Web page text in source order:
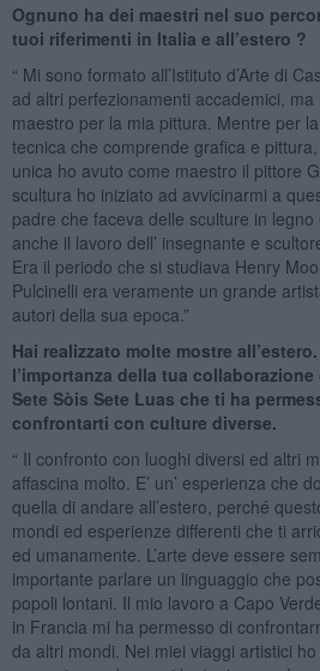
Ognuno ha dei maestri nel suo
tuoi riferimenti in Italia e all’estero ?
“ Mi sono formato all’Istituto d’Arte di
ad altri perfezionamenti accademici,
maestro per la mia pittura. Mentre per
tecnica che comprende grafica e
unica ho avuto come maestro il pittore
scultura ho iniziato ad avvicinarmi a
padre che faceva delle sculture in
anche il lavoro dell’ insegnante e
Era il periodo che si studiava Henry
Pulcinelli era veramente un grande
autori della sua epoca.”
Hai realizzato molte mostre
l’importanza della tua
Sete Sòis Sete Luas che ti ha
confrontarti con culture diverse.
“ Il confronto con luoghi diversi ed altri
affascina molto. E’ un’ esperienza che
quella di andare all’estero, perché
mondi ed esperienze differenti che ti
ed umanamente. L’arte deve essere
importante parlare un linguaggio che
popoli lontani. Il mio lavoro a Capo
in Francia mi ha permesso di
da altri mondi. Nei miei viaggi artistici